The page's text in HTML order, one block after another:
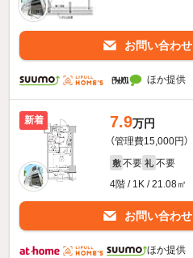
お問い合わせ
ほか提供
新着 7.9万円
（管理費15,000円）
敷 不要 礼 不要
4階 / 1K / 21.08㎡
お問い合わせ
ほか提供